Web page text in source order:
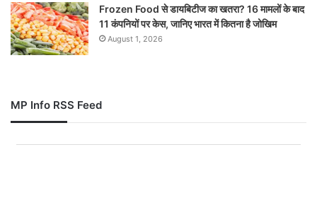
Frozen Food से डायबिटीज का खतरा? 16 मामलों के बाद
11 कंपनियों पर केस, जानिए भारत में कितना है जोखिम
August 1, 2026
MP Info RSS Feed